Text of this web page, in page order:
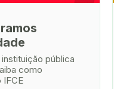
pública
como
IFCE